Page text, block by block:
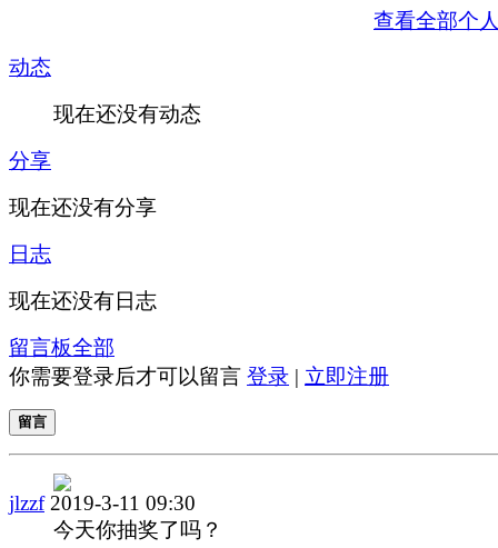
查看全部个
动态
现在还没有动态
分享
现在还没有分享
日志
现在还没有日志
留言板全部
你需要登录后才可以留言 登录 | 立即注册
留言
jlzzf 2019-3-11 09:30
今天你抽奖了吗？